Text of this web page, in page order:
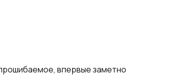
впервые заметно